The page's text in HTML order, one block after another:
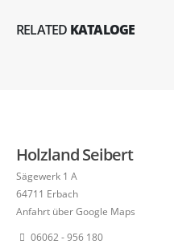
RELATED KATALOGE
Holzland Seibert
Sägewerk 1 A
64711 Erbach
Anfahrt über Google Maps
06062 - 956 180